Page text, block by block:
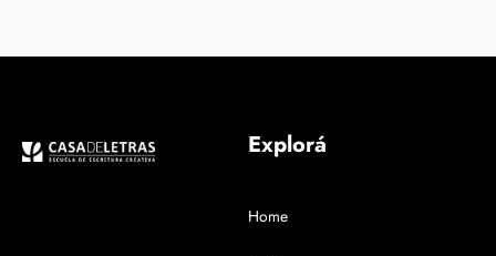
Explorá
Home